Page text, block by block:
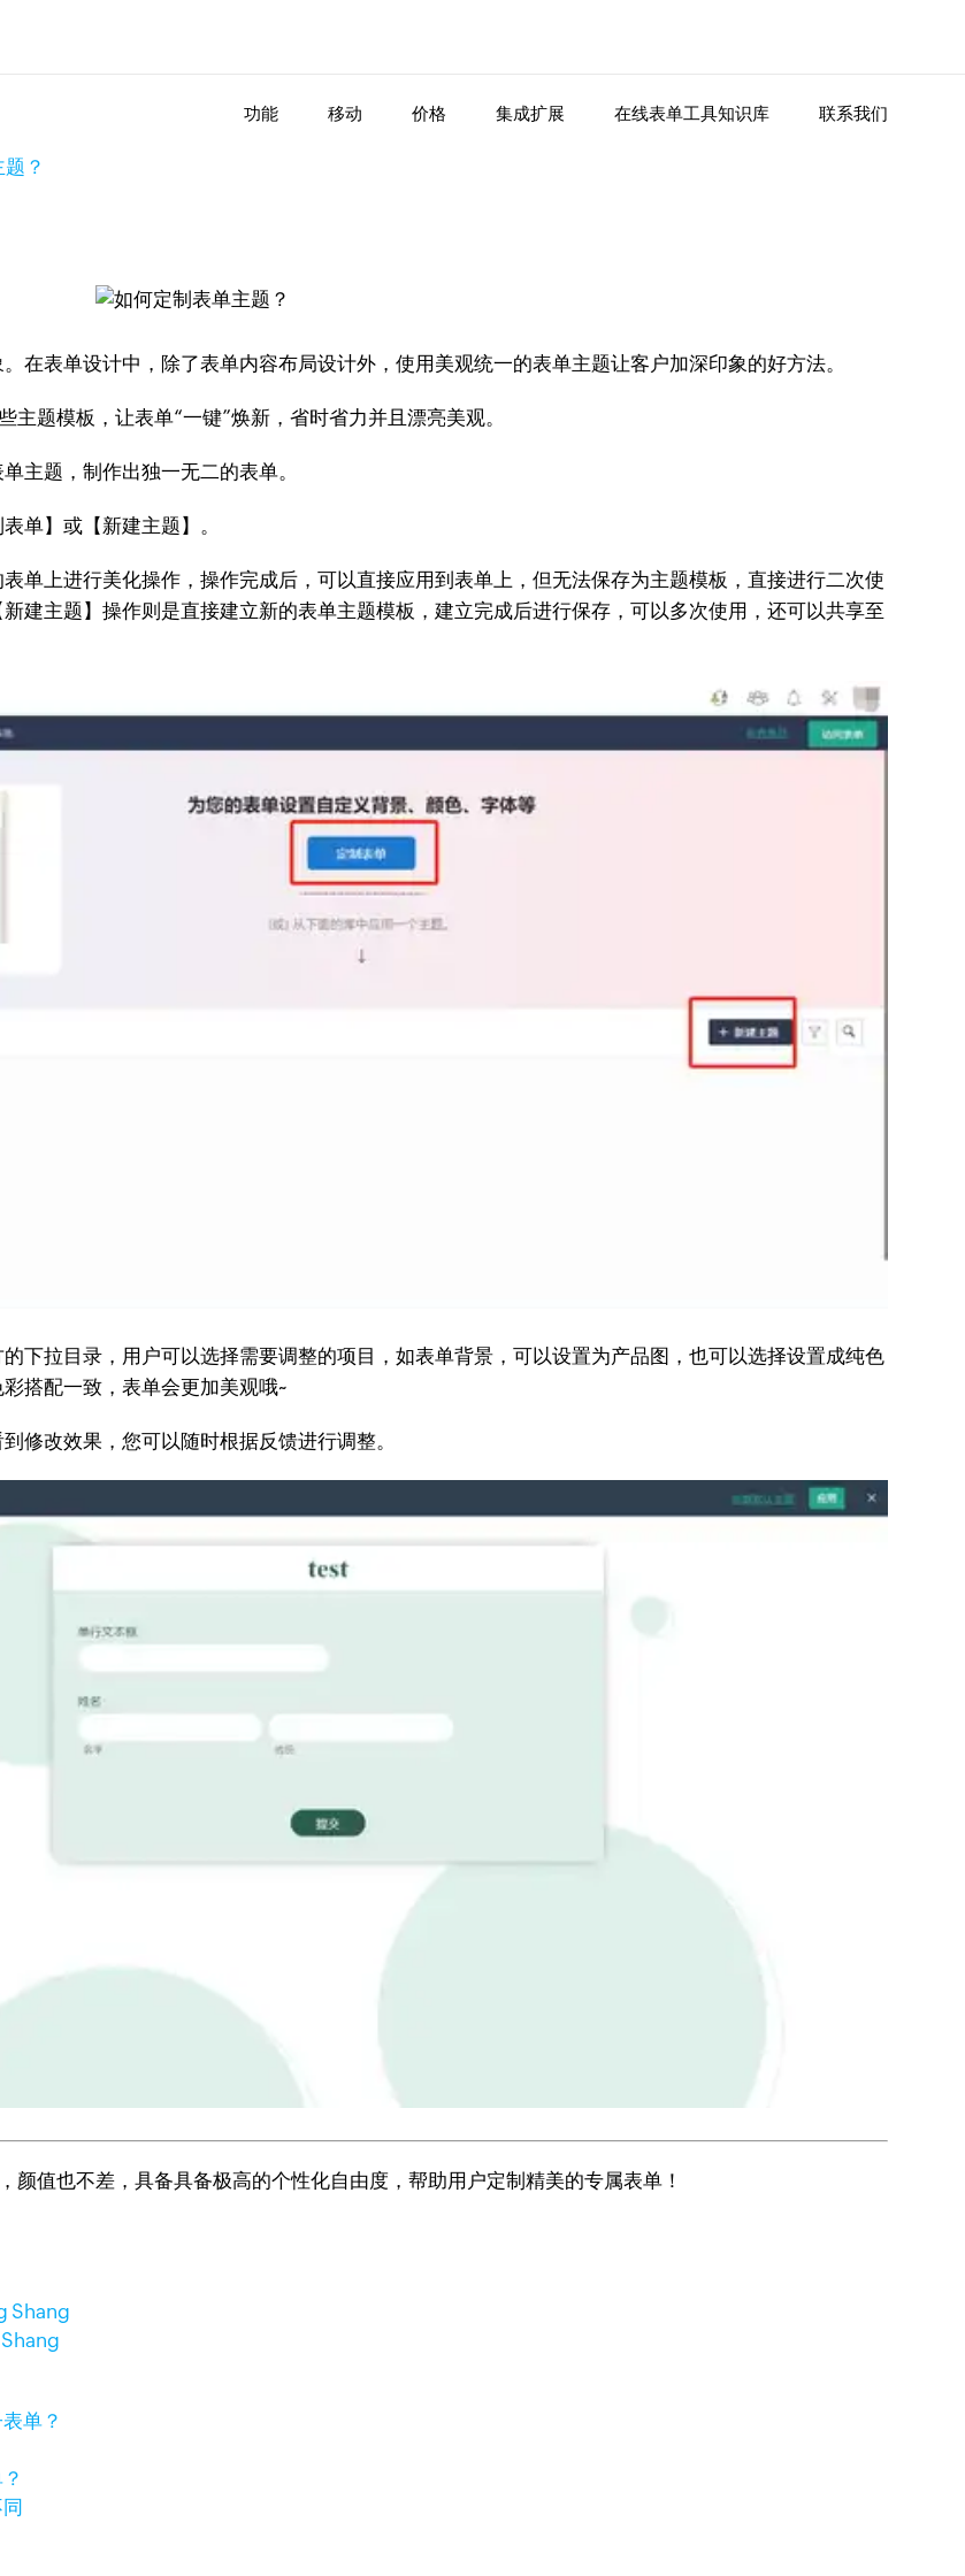
功能 移动 价格 集成扩展 在线表单工具知识库 联系我们
？
在表单设计中，除了表单内容布局设计外，使用美观统一的表单主题让客户加深印象的好方法。
题模板，让表单“一键”焕新，省时省力并且漂亮美观。
主题，制作出独一无二的表单。
单】或【新建主题】。
单上进行美化操作，操作完成后，可以直接应用到表单上，但无法保存为主题模板，直接进行二次使
建主题】操作则是直接建立新的表单主题模板，建立完成后进行保存，可以多次使用，还可以共享至
下拉目录，用户可以选择需要调整的项目，如表单背景，可以设置为产品图，也可以选择设置成纯色
搭配一致，表单会更加美观哦~
修改效果，您可以随时根据反馈进行调整。
值也不差，具备具备极高的个性化自由度，帮助用户定制精美的专属表单！
Shang
单？